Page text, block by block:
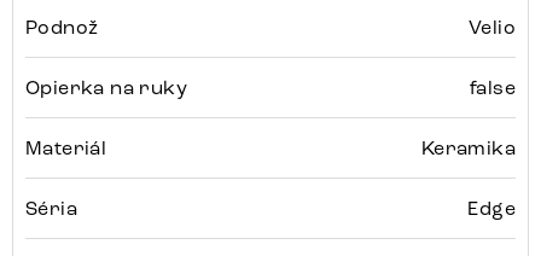
Podnož Velio
Opierka na ruky false
Materiál Keramika
Séria Edge